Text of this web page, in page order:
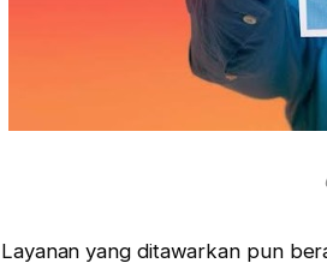
Layanan yang ditawarkan pun